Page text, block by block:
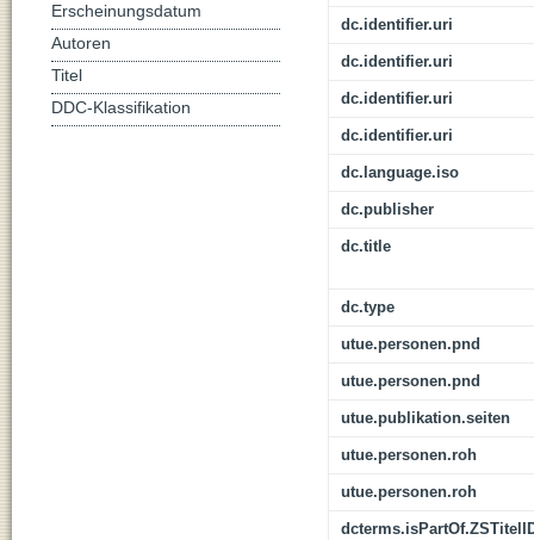
dc.identifier.uri
dc.identifier.uri
dc.identifier.uri
dc.identifier.uri
dc.language.iso
dc.publisher
dc.title
dc.type
utue.personen.pnd
utue.personen.pnd
utue.publikation.seiten
utue.personen.roh
utue.personen.roh
Erscheinungsdatum
Autoren
Titel
DDC-Klassifikation